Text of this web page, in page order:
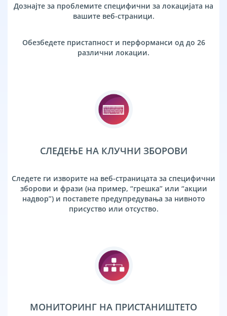
Дознајте за проблемите специфични за локацијата на
вашите веб-страници.
Обезбедете пристапност и перформанси од до 26
различни локации.
СЛЕДЕЊЕ НА КЛУЧНИ ЗБОРОВИ
Следете ги изворите на веб-страницата за специфични
зборови и фрази (на пример, “грешка” или “акции
надвор”) и поставете предупредувања за нивното
присуство или отсуство.
МОНИТОРИНГ НА ПРИСТАНИШТЕТО